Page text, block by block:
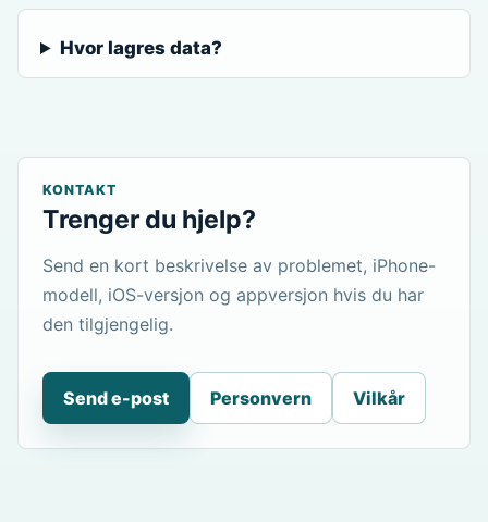
Hvor lagres data?
KONTAKT
Trenger du hjelp?
Send en kort beskrivelse av problemet, iPhone-
modell, iOS-versjon og appversjon hvis du har
den tilgjengelig.
Send e-post Personvern Vilkår